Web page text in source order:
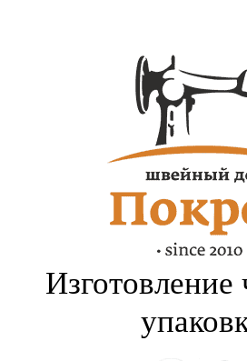
Изготовление